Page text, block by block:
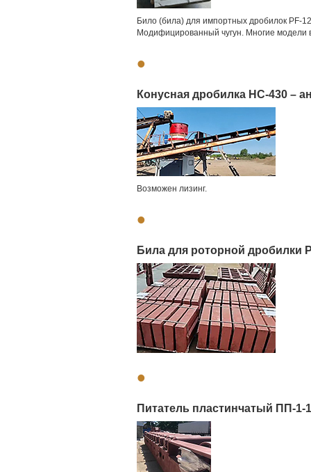
Било (била) для импортных дробилок PF-
Модифицированный чугун. Многие модели
•
Конусная дробилка HC-430 –
Возможен лизинг.
•
Била для роторной дробилки
•
Питатель пластинчатый ПП-1-